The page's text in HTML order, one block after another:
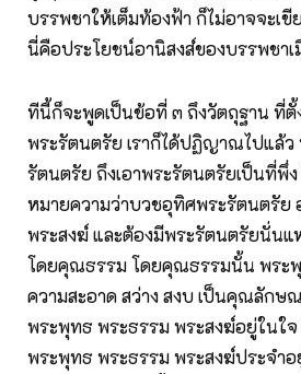
บรรพชาให้เต็มท้องฟ้า ก็ไม่อาจจะเ
นี่คือประโยชน์อานิสงส์ของบรรพชาเ
ทีนี้ก็จะพูดเป็นข้อที่ ๓ ถึงวัตถุฐาน ที่
พระรัตนตรัย เราก็ได้ปฏิญาณไปแล้ว
รัตนตรัย ถึงเอาพระรัตนตรัยเป็นที่พึ่
หมายความว่าบวชอุทิศพระรัตนตรัย
พระสงฆ์ และต้องมีพระรัตนตรัยนั่น
โดยคุณธรรม โดยคุณธรรมนั้น พระ
ความสะอาด สว่าง สงบ เป็นคุณลัก
พระพุทธ พระธรรม พระสงฆ์อยู่ในใ
พระพุทธ พระธรรม พระสงฆ์ประจำ